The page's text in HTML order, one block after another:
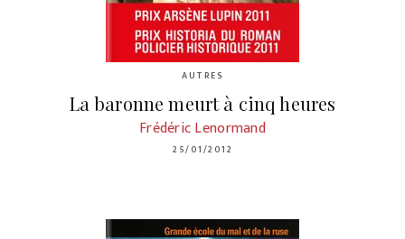
AUTRES
La baronne meurt à cinq heures
Frédéric Lenormand
25/01/2012